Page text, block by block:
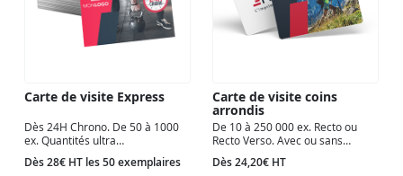
Carte de visite Express
Dès 24H Chrono. De 50 à 1000
ex. Quantités ultra
personnalisables. Livraison
Express garantie.
Dès 28€ HT les 50 exemplaires
Carte de visite coins
arrondis
De 10 à 250 000 ex. Recto ou
Recto Verso. Avec ou sans
finition
Dès 24,20€ HT